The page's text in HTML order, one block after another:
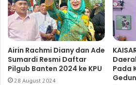
Airin Rachmi Diany dan Ade
Sumardi Resmi Daftar
Pilgub Banten 2024 ke KPU
28 August 2024
Pada